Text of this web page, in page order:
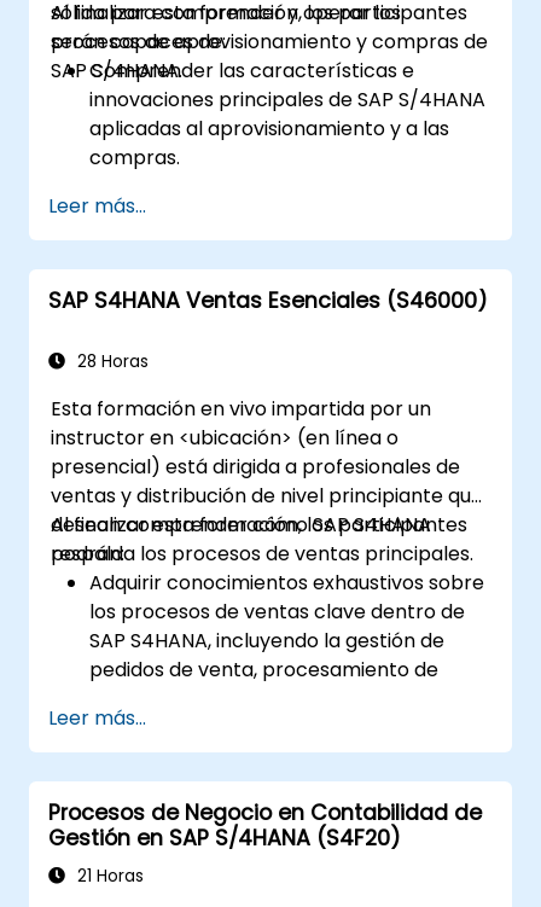
utilizando las herramientas de SAP
S/4HANA.
sólida para comprender y operar los
procesos de aprovisionamiento y compras de
SAP S/4HANA.
Al finalizar esta formación, los participantes
serán capaces de:
Comprender las características e
innovaciones principales de SAP S/4HANA
aplicadas al aprovisionamiento y a las
compras.
dentro de SAP S/4HANA, incluyendo el
aprovisionamiento basado en existencias
y consumo.
Gestionar los datos maestros
registros maestros de materiales y
Ejecutar procesos de compra, como
requisiciones de compra, órdenes de
compra y recibos de mercancías.
Analizar datos de compra utilizando
aplicaciones SAP Fiori e indicadores clave
de desempeño (KPI) vinculados a las
compras.
Leer más...
SAP S4HANA Ventas Esenciales (S46000)
28 Horas
Esta formación en vivo impartida por un
instructor en <ubicación> (en línea o
presencial) está dirigida a profesionales de
ventas y distribución de nivel principiante que
desean comprender cómo SAP S4HANA
respalda los procesos de ventas principales.
Al finalizar esta formación, los participantes
podrán:
Adquirir conocimientos exhaustivos sobre
los procesos de ventas clave dentro de
SAP S4HANA, incluyendo la gestión de
pedidos de venta, procesamiento de
Aprender a crear y gestionar
documentos de venta como pedidos de
venta, cotizaciones y devoluciones, y
comprender cómo configurar diferentes
tipos de documentos y categorías de
artículos.
Leer más...
Procesos de Negocio en Contabilidad de
Gestión en SAP S/4HANA (S4F20)
21 Horas